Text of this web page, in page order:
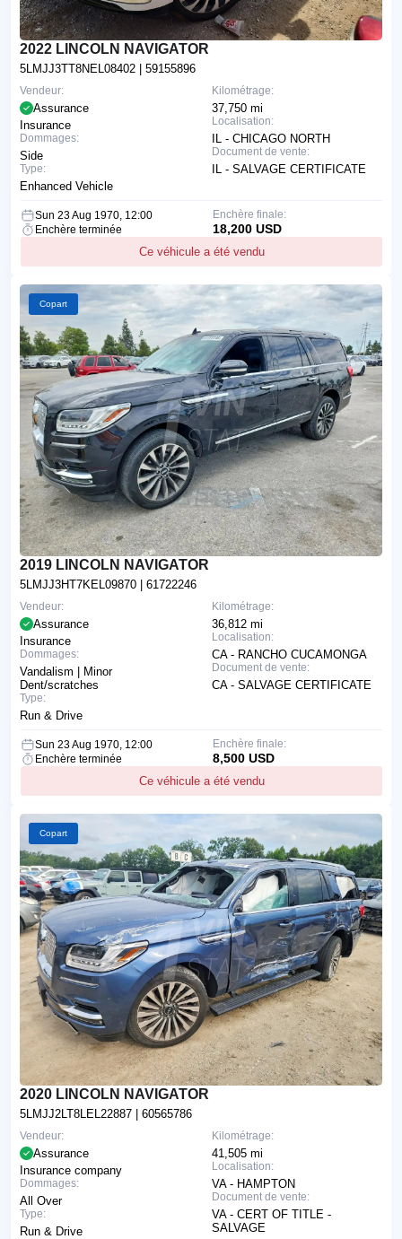
2022 LINCOLN NAVIGATOR
5LMJJ3TT8NEL08402 | 59155896
Kilométrage:
37,750 mi
Localisation:
IL - CHICAGO NORTH
Document de vente:
IL - SALVAGE CERTIFICATE
Vendeur:
Assurance
Insurance
Dommages:
Side
Type:
Enhanced Vehicle
Sun 23 Aug 1970, 12:00
Enchère terminée
Ce véhicule a été vendu
Enchère finale:
18,200 USD
Copart
2019 LINCOLN NAVIGATOR
5LMJJ3HT7KEL09870 | 61722246
Kilométrage:
36,812 mi
Localisation:
CA - RANCHO CUCAMONGA
Document de vente:
CA - SALVAGE CERTIFICATE
Vendeur:
Assurance
Insurance
Dommages:
Vandalism | Minor
Dent/scratches
Type:
Run & Drive
Sun 23 Aug 1970, 12:00
Enchère terminée
Ce véhicule a été vendu
Enchère finale:
8,500 USD
Copart
2020 LINCOLN NAVIGATOR
5LMJJ2LT8LEL22887 | 60565786
Kilométrage:
41,505 mi
Localisation:
VA - HAMPTON
Document de vente:
VA - CERT OF TITLE -
SALVAGE
Vendeur:
Assurance
Insurance company
Dommages:
All Over
Type:
Run & Drive